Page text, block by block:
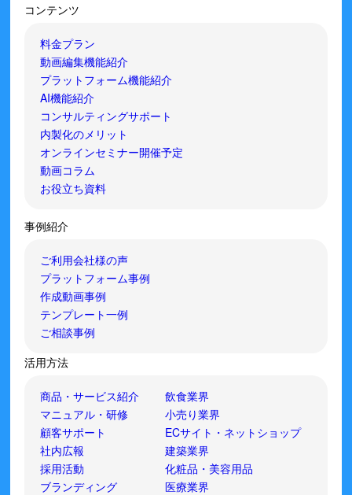
コンテンツ
料金プラン
動画編集機能紹介
プラットフォーム機能紹介
AI機能紹介
コンサルティングサポート
内製化のメリット
オンラインセミナー開催予定
動画コラム
お役立ち資料
事例紹介
ご利用会社様の声
プラットフォーム事例
作成動画事例
テンプレート一例
ご相談事例
活用方法
商品・サービス紹介
マニュアル・研修
顧客サポート
社内広報
採用活動
ブランディング
飲食業界
小売り業界
ECサイト・ネットショップ
建築業界
化粧品・美容用品
医療業界